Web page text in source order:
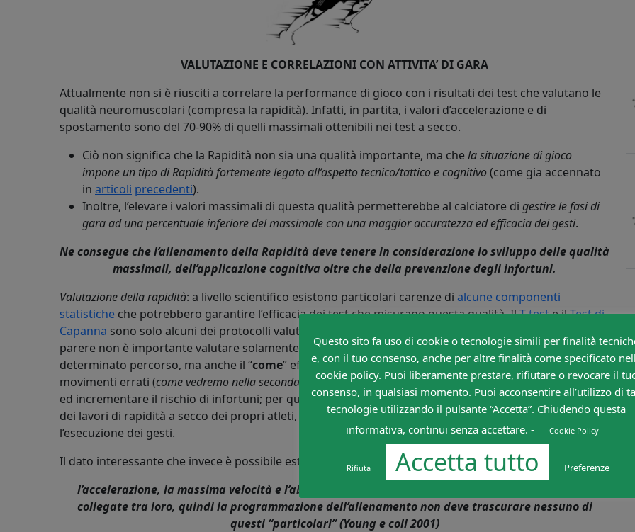
VALUTAZIONE E CORRELAZIONI CON ATTIVITA’ DI GARA
Attualmente non si è riusciti a correlare la performance di gioco con i risultati dei test che valutano le
qualità neuromuscolari (compresa la rapidità). Infatti, in partita, i valori d’accelerazione e di
spostamento sono del 70-90% di quelli massimali ottenibili nei test a secco.
Ciò non significa che la Rapidità non sia una qualità importante, ma che la situazione di gioco
impone un tipo di Rapidità fortemente legato all’aspetto tecnico/tattico e cognitivo(come gia accennato
in articoli precedenti).
Inoltre, l’elevare i valori massimali di questa qualità permetterebbe al calciatore di gestire le fasi di
gara ad una percentuale inferiore del massimale con una maggior accuratezza ed efficacia dei gesti.
Ne consegue che l’allenamento della Rapidità deve tenere in considerazione lo sviluppo delle qualità
massimali, dell’applicazione cognitiva oltre che della prevenzione degli infortuni.
Valutazione della rapidità: a livello scientifico esistono particolari carenze di alcune componenti
statistiche che potrebbero garantire l’efficacia dei test che misurano questa qualità. IlT-teste ilTest di
Capanna sono solo alcuni dei protocolli valutativi più utilizzati per misurare questa qualità; a mio
parere non è importante valutare solamente “
quanto” il giocatore impiega ad eseguire un
determinato percorso, ma anche il “come” effettua i vari movimenti. Atteggiamenti posturali o
movimenti errati (come vedremo nella seconda parte di questo articolo) possono rallentarne l’esecuzione
ed incrementare il rischio di infortuni; per questo motivo è bene osservare attentamente l’esecuzione
dei lavori di rapidità a secco dei propri atleti, correggendo gli errori che possono rallentare
l’esecuzione dei gesti.
Il dato interessante che invece è possibile estrapolare dalla bibliografia scientifica è che
l’accelerazione, la massima velocità e l’abilità di cambiare direzione (cioè la
collegate tra loro, quindi la programmazione dell’allenamento non deve trascurare nessuno di
questi “particolari” (Young e coll 2001)
Questo sito fa uso di cookie o tecnologie simili per finalità
e, con il tuo consenso, anche per altre finalità come specificato
cookie policy. Puoi liberamente prestare, rifiutare o revocare il
consenso, in qualsiasi momento. Puoi acconsentire all’utilizzo di
tecnologie utilizzando il pulsante “Accetta”. Chiudendo questa
informativa, continui senza accettare. -
Cookie Policy
Rifiuta Accetta tutto Preferenze